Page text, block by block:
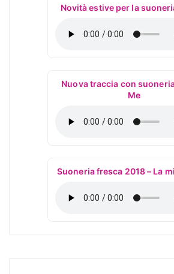
Novità estive per la
Nuova traccia con
Me
Suoneria fresca 2018 – La